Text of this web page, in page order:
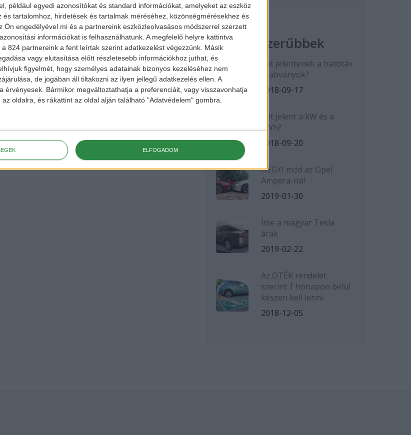
például egyedi azonosítókat és standard információkat, amelyeket az eszköz
tartalomhoz, hirdetések és tartalmak méréséhez, közönségmérésekhez és
Ön engedélyével mi és a partnereink eszközleolvasásos módszerrel szerzett
információkat is felhasználhatunk. A megfelelő helyre kattintva
824 partnereink a fent leírtak szerint adatkezelést végezzünk. Másik
vagy elutasítása előtt részletesebb információkhoz juthat, és
figyelmét, hogy személyes adatainak bizonyos kezeléséhez nem
de jogában áll tiltakozni az ilyen jellegű adatkezelés ellen. A
érvényesek. Bármikor megváltoztathatja a preferenciáit, vagy visszavonhatja
oldalra, és rákattint az oldal alján található "Adatvédelem" gombra.
ELFOGADOM
és
Legnépszerűbbek
Mit jelentenek a hatótáv
szabványok?
2018-09-17
Mit jelent a kW és a
kWh?
2018-09-20
HEGYI mód az Opel
Ampera-nál
2019-01-30
Íme a magyar Tesla
árak
2019-02-22
Az OTÉK rendelet
szerint 1 hónapon belül
készen kell lenni
2018-12-05